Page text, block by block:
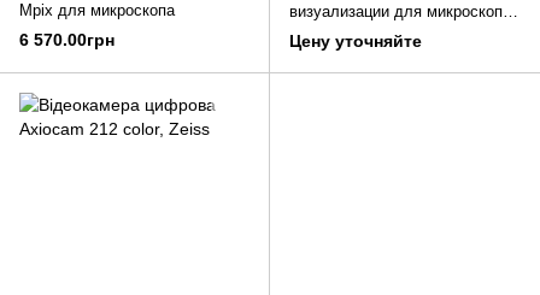
Mpix для микроскопа
6 570.00грн
визуализации для микроскопа
Awalife Microscope Image Hub
Цену уточняйте